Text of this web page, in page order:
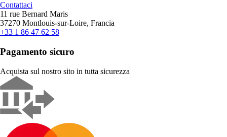
Contattaci
11 rue Bernard Maris
37270 Montlouis-sur-Loire, Francia
+33 1 86 47 62 58
Pagamento sicuro
Acquista sul nostro sito in tutta sicurezza